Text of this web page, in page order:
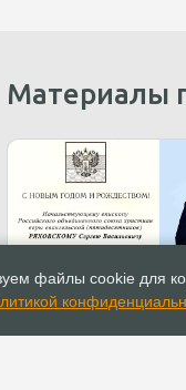
Материалы
Поздравление с
Рождеством
файлы cookie для